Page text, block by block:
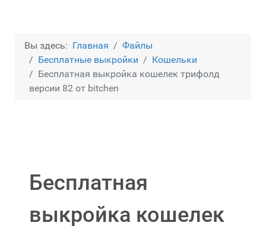
Вы здесь: Главная
Файлы
Бесплатные выкройки
Кошельки
Бесплатная выкройка кошелек трифолд
версии 82 от bitchen
Бесплатная
выкройка кошелек